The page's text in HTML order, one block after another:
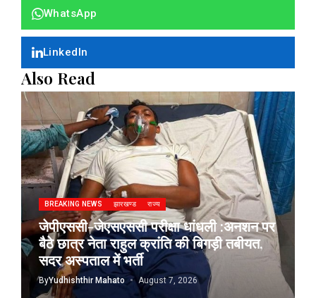
WhatsApp
LinkedIn
Also Read
BREAKING NEWS झारखण्ड राज्य
जेपीएससी-जेएसएससी परीक्षा धांधली :अनशन पर
बैठे छात्र नेता राहुल क्रांति की बिगड़ी तबीयत,
सदर अस्पताल में भर्ती
ByYudhishthir Mahato August 7, 2026